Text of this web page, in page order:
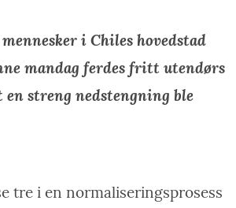
i Chiles hovedstad
mandag ferdes fritt utendørs
streng nedstengning ble
tre i en normaliseringsprosess